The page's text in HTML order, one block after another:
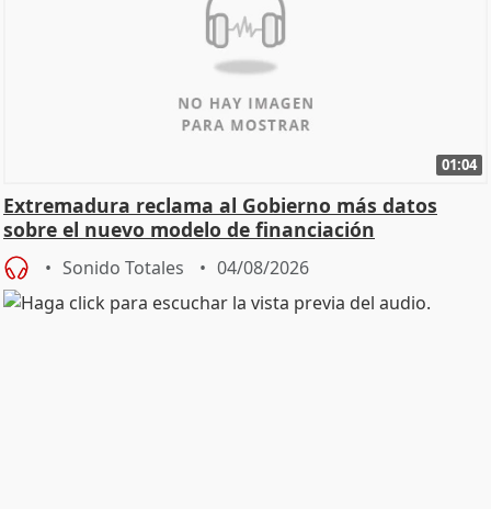
01:04
Extremadura reclama al Gobierno más datos
sobre el nuevo modelo de financiación
Sonido Totales 04/08/2026